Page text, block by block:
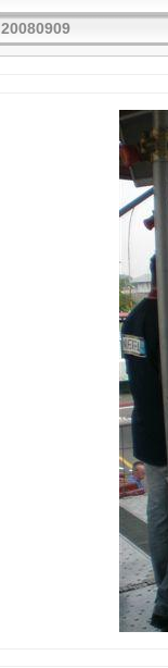
20080909